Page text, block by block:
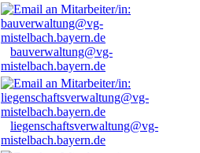
bauverwaltung@vg-
mistelbach.bayern.de
liegenschaftsverwaltung@vg-
mistelbach.bayern.de